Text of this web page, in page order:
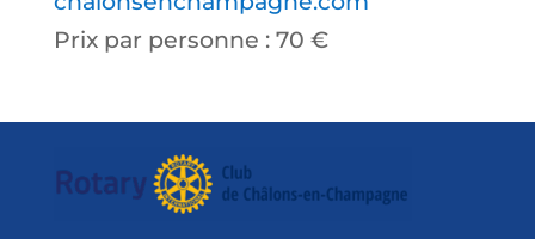
Prix par personne : 70 €